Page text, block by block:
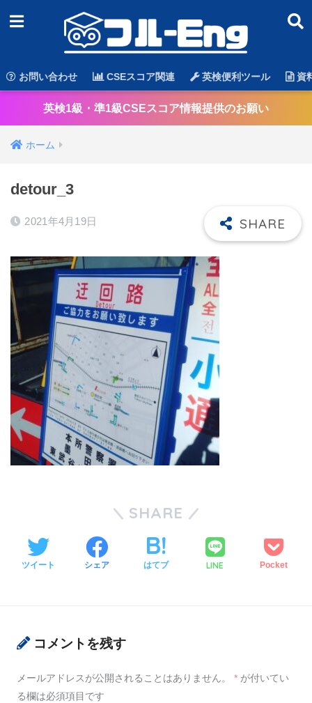
お問い合わせ CSEスコア関連 英検便利ツール 資
英検1級・準1級CSEスコア情報提供のお願い
ホーム
detour_3
2021年4月19日
SHARE
ツイート シェア はてブ LINE Pocket
コメントを残す
メールアドレスが公開されることはありません。 * が付いてい
る欄は必須項目です